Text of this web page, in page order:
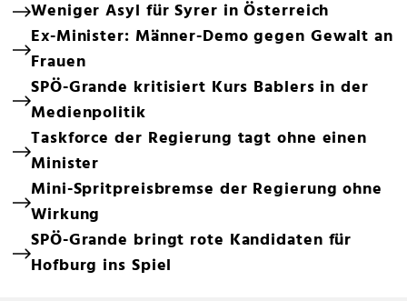
Weniger Asyl für Syrer in Österreich
Ex-Minister: Männer-Demo gegen Gewalt an
Frauen
SPÖ-Grande kritisiert Kurs Bablers in der
Medienpolitik
Taskforce der Regierung tagt ohne einen
Minister
Mini-Spritpreisbremse der Regierung ohne
Wirkung
SPÖ-Grande bringt rote Kandidaten für
Hofburg ins Spiel